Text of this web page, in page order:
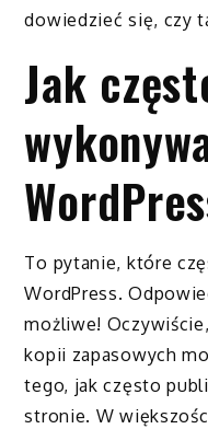
dowiedzieć się, czy
Jak
To pytanie, które
WordPress.
możliwe!
kopii zapasowych
tego, jak często
stronie. W